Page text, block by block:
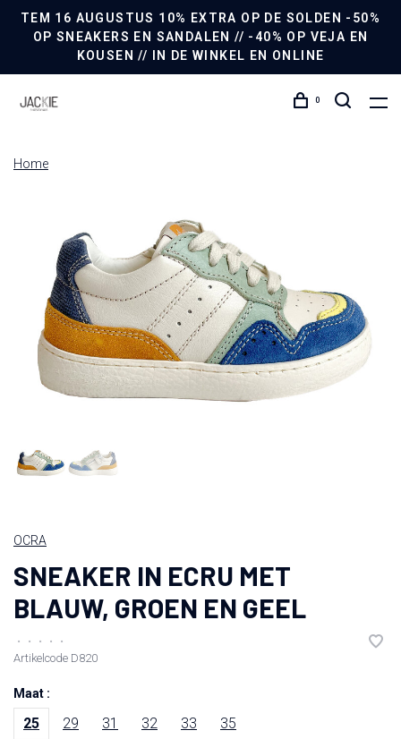
TEM 16 AUGUSTUS 10% EXTRA OP DE SOLDEN -50%
OP SNEAKERS EN SANDALEN // -40% OP VEJA EN
KOUSEN // IN DE WINKEL EN ONLINE
0
Home
OCRA
SNEAKER IN ECRU MET
BLAUW, GROEN EN GEEL
• • • •
•
Artikelcode D820
Maat :
25 29 31 32 33 35